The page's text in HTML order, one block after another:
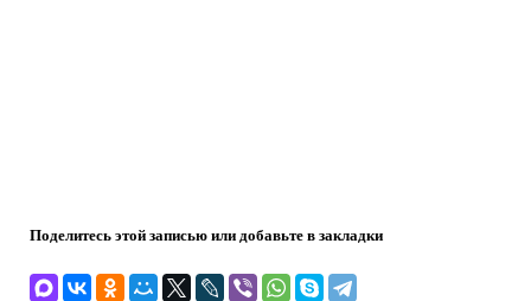
Поделитесь этой записью или добавьте в закладки